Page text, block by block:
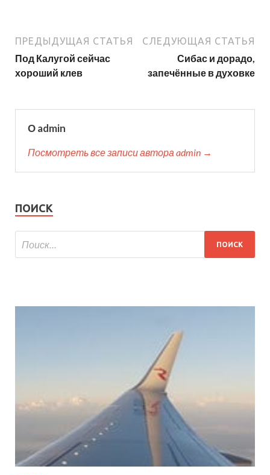
ПРЕДЫДУЩАЯ СТАТЬЯ
Под Калугой сейчас
хороший клев
СЛЕДУЮЩАЯ СТАТЬЯ
Сибас и дорадо,
запечённые в духовке
О admin
Посмотреть все записи автора admin →
ПОИСК